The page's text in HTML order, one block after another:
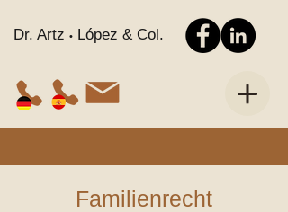
Dr. Artz • López & Col.
Familienrecht